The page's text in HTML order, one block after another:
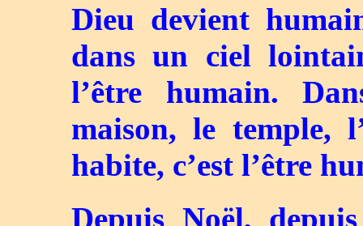
Dieu devient
dans un ciel
l’être humain.
maison, le temple,
habite, c’est l’être
Depuis Noël,